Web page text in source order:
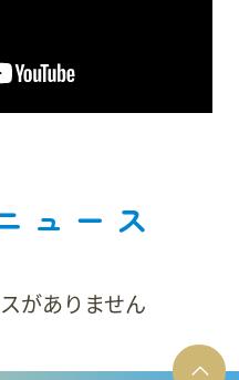
ュース
がありません